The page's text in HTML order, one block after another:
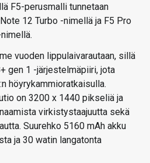
F5-perusmalli tunnetaan
12 Turbo -nimellä ja F5 Pro
vuoden lippulaivarautaan, sillä
gen 1 -järjestelmäpiiri, jota
höyrykammioratkaisulla.
on 3200 x 1440 pikseliä ja
virkistystaajuutta sekä
Suurehko 5160 mAh akku
ja 30 watin langatonta